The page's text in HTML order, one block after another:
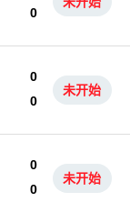
0
0
0
未开始
0
0
未开始